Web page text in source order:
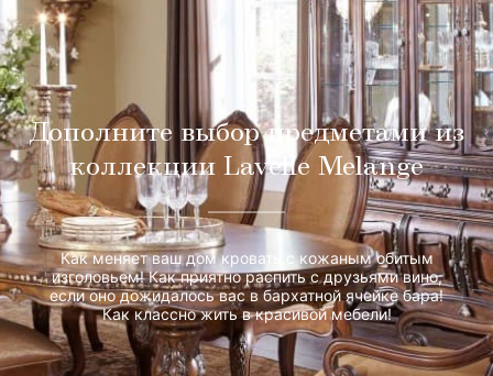
Дополните выбор предметами из
коллекции Lavelle Melange
Как меняет ваш дом кровать с кожаным обитым
изголовьем! Как приятно распить с друзьями вино,
если оно дожидалось вас в бархатной ячейке бара!
Как классно жить в красивой мебели!